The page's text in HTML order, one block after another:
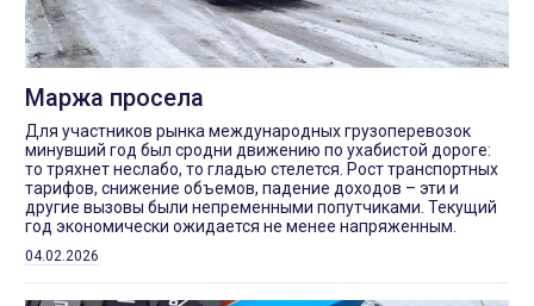
Маржа просела
Для участников рынка международных грузоперевозок
минувший год был сродни движению по ухабистой дороге:
то тряхнет неслабо, то гладью стелется. Рост транспортных
тарифов, снижение объемов, падение доходов – эти и
другие вызовы были непременными попутчиками. Текущий
год экономически ожидается не менее напряженным.
04.02.2026